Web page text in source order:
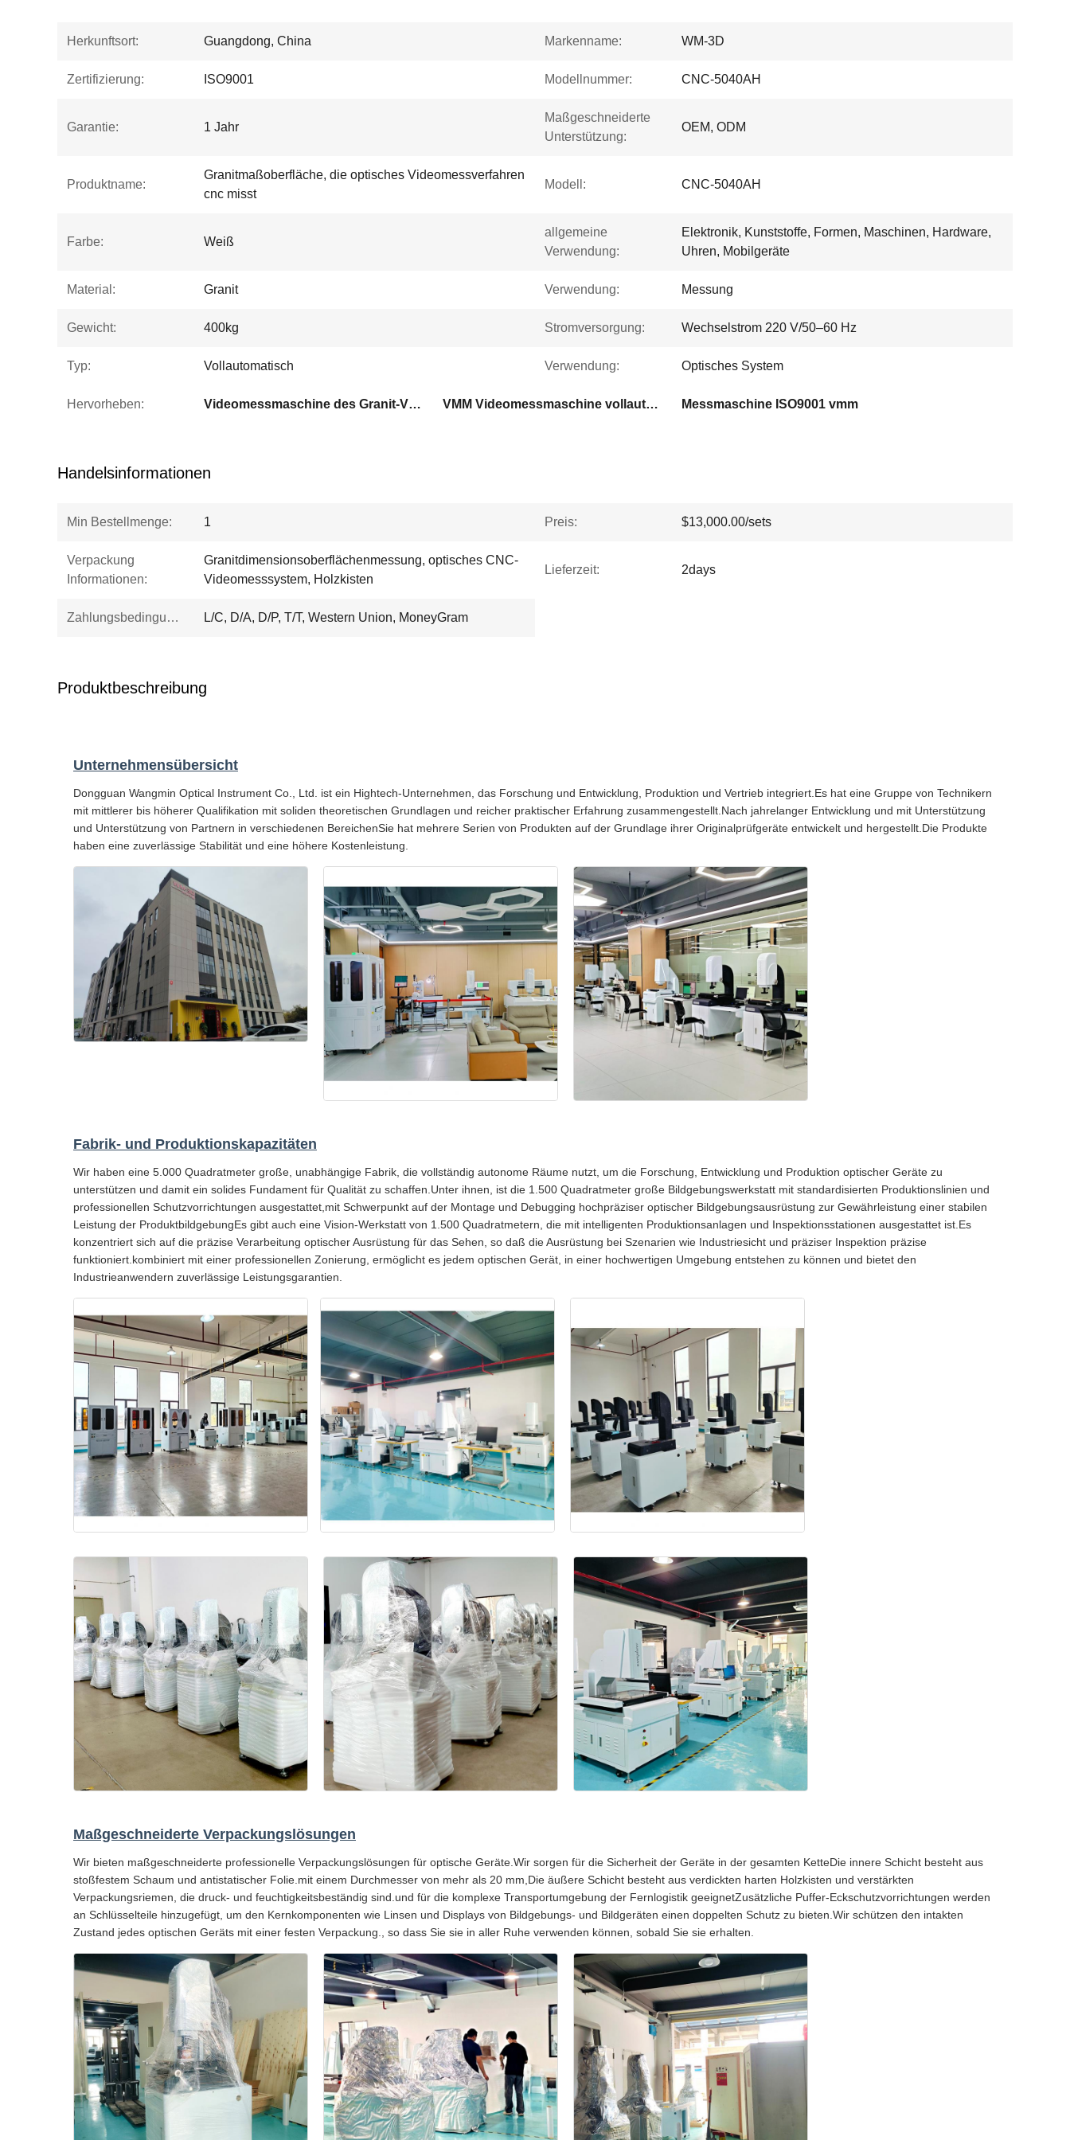
Herkunftsort: Guangdong, China Markenname: WM-3D
Zertifizierung: ISO9001 Modellnummer: CNC-5040AH
Garantie: 1 Jahr
Maßgeschneiderte
Unterstützung:
OEM, ODM
Produktname:
Granitmaßoberfläche, die optisches Videomessverfahren
cnc misst
Modell: CNC-5040AH
Farbe: Weiß
allgemeine
Verwendung:
Elektronik, Kunststoffe, Formen, Maschinen, Hardware,
Uhren, Mobilgeräte
Material: Granit Verwendung: Messung
Gewicht: 400kg Stromversorgung: Wechselstrom 220 V/50–60 Hz
Typ: Vollautomatisch Verwendung: Optisches System
Hervorheben: Videomessmaschine des Granit-VMM VMM Videomessmaschine vollautomatisch Messmaschine ISO9001 vmm
Handelsinformationen
Min Bestellmenge: 1 Preis: $13,000.00/sets
Verpackung
Informationen:
Granitdimensionsoberflächenmessung, optisches CNC-
Videomesssystem, Holzkisten
Lieferzeit: 2days
Zahlungsbedingungen: L/C, D/A, D/P, T/T, Western Union, MoneyGram
Produktbeschreibung
Unternehmensübersicht
Dongguan Wangmin Optical Instrument Co., Ltd. ist ein Hightech-Unternehmen, das Forschung und Entwicklung, Produktion und Vertrieb integriert.Es hat eine Gruppe von Technikern
mit mittlerer bis höherer Qualifikation mit soliden theoretischen Grundlagen und reicher praktischer Erfahrung zusammengestellt.Nach jahrelanger Entwicklung und mit Unterstützung
und Unterstützung von Partnern in verschiedenen BereichenSie hat mehrere Serien von Produkten auf der Grundlage ihrer Originalprüfgeräte entwickelt und hergestellt.Die Produkte
haben eine zuverlässige Stabilität und eine höhere Kostenleistung.
Fabrik- und Produktionskapazitäten
Wir haben eine 5.000 Quadratmeter große, unabhängige Fabrik, die vollständig autonome Räume nutzt, um die Forschung, Entwicklung und Produktion optischer Geräte zu
unterstützen und damit ein solides Fundament für Qualität zu schaffen.Unter ihnen, ist die 1.500 Quadratmeter große Bildgebungswerkstatt mit standardisierten Produktionslinien und
professionellen Schutzvorrichtungen ausgestattet,mit Schwerpunkt auf der Montage und Debugging hochpräziser optischer Bildgebungsausrüstung zur Gewährleistung einer stabilen
Leistung der ProduktbildgebungEs gibt auch eine Vision-Werkstatt von 1.500 Quadratmetern, die mit intelligenten Produktionsanlagen und Inspektionsstationen ausgestattet ist.Es
konzentriert sich auf die präzise Verarbeitung optischer Ausrüstung für das Sehen, so daß die Ausrüstung bei Szenarien wie Industriesicht und präziser Inspektion präzise
funktioniert.kombiniert mit einer professionellen Zonierung, ermöglicht es jedem optischen Gerät, in einer hochwertigen Umgebung entstehen zu können und bietet den
Industrieanwendern zuverlässige Leistungsgarantien.
Maßgeschneiderte Verpackungslösungen
Wir bieten maßgeschneiderte professionelle Verpackungslösungen für optische Geräte.Wir sorgen für die Sicherheit der Geräte in der gesamten KetteDie innere Schicht besteht aus
stoßfestem Schaum und antistatischer Folie.mit einem Durchmesser von mehr als 20 mm,Die äußere Schicht besteht aus verdickten harten Holzkisten und verstärkten
Verpackungsriemen, die druck- und feuchtigkeitsbeständig sind.und für die komplexe Transportumgebung der Fernlogistik geeignetZusätzliche Puffer-Eckschutzvorrichtungen werden
an Schlüsselteile hinzugefügt, um den Kernkomponenten wie Linsen und Displays von Bildgebungs- und Bildgeräten einen doppelten Schutz zu bieten.Wir schützen den intakten
Zustand jedes optischen Geräts mit einer festen Verpackung., so dass Sie sie in aller Ruhe verwenden können, sobald Sie sie erhalten.